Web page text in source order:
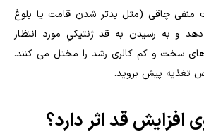
منفی چاقی (مثل بدتر شدن قامت یا بلوغ
و به رسیدن به قد ژنتیکیِ مورد انتظار
سخت و کم کالری رشد را مختل می کنند.
تغذیه پیش بروید.
افزایش قد اثر دارد؟